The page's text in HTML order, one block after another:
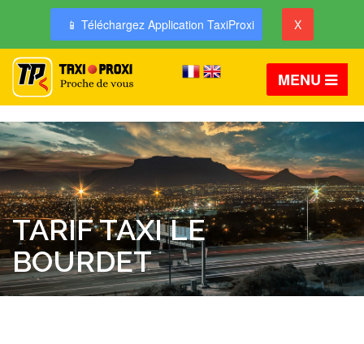
📱 Téléchargez Application TaxiProxi X
MENU
TARIF TAXI LE
BOURDET